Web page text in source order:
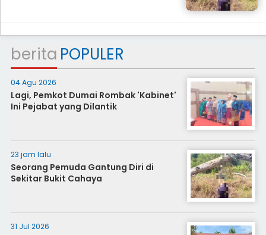
berita POPULER
04 Agu 2026
Lagi, Pemkot Dumai Rombak 'Kabinet'
Ini Pejabat yang Dilantik
23 jam lalu
Seorang Pemuda Gantung Diri di
Sekitar Bukit Cahaya
31 Jul 2026